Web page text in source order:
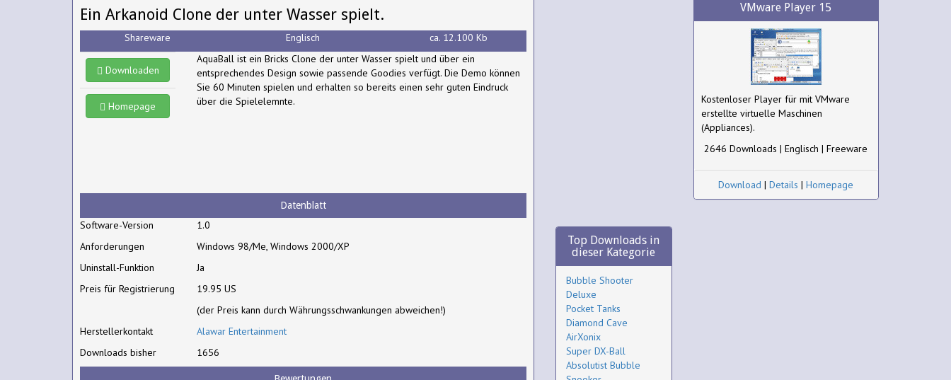
Ein Arkanoid Clone der unter Wasser spielt.
Shareware Englisch ca. 12.100 Kb
Downloaden
Homepage
AquaBall ist ein Bricks Clone der unter Wasser spielt und über ein
entsprechendes Design sowie passende Goodies verfügt. Die Demo können
Sie 60 Minuten spielen und erhalten so bereits einen sehr guten Eindruck
über die Spielelemnte.
Datenblatt
Software-Version
1.0
Anforderungen
Windows 98/Me, Windows 2000/XP
Uninstall-Funktion
Ja
Preis für Registrierung
19.95 US
(der Preis kann durch Währungsschwankungen abweichen!)
Herstellerkontakt
Alawar Entertainment
Downloads bisher
1656
Top Downloads in
dieser Kategorie
Bubble Shooter
Deluxe
Pocket Tanks
Diamond Cave
AirXonix
Super DX-Ball
Absolutist Bubble
VMware Player 15
Kostenloser Player für mit VMware
erstellte virtuelle Maschinen
(Appliances).
2646 Downloads | Englisch | Freeware
Download |Details |Homepage